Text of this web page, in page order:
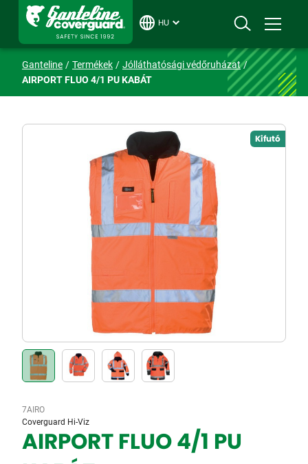
HU
Ganteline Termékek
Jólláthatósági védőruházat
AIRPORT FLUO 4/1 PU KABÁT
Kifutó
7AIRO
Coverguard Hi-Viz
AIRPORT FLUO 4/1 PU